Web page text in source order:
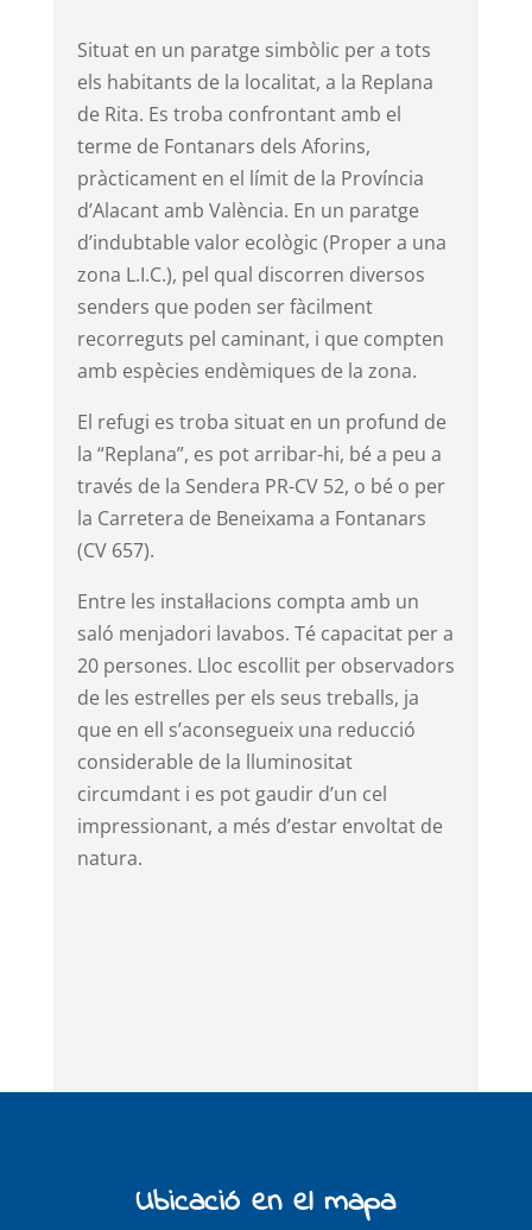
Situat en un paratge simbòlic per a tots
els habitants de la localitat, a la Replana
de Rita. Es troba confrontant amb el
terme de Fontanars dels Aforins,
pràcticament en el límit de la Província
d’Alacant amb València. En un paratge
d’indubtable valor ecològic (Proper a una
zona L.I.C.), pel qual discorren diversos
senders que poden ser fàcilment
recorreguts pel caminant, i que compten
amb espècies endèmiques de la zona.
El refugi es troba situat en un profund de
la “Replana”, es pot arribar-hi, bé a peu a
través de la Sendera PR-CV 52, o bé o per
la Carretera de Beneixama a Fontanars
(CV 657).
Entre les instal·lacions compta amb un
saló menjadori lavabos. Té capacitat per a
20 persones. Lloc escollit per observadors
de les estrelles per els seus treballs, ja
que en ell s’aconsegueix una reducció
considerable de la lluminositat
circumdant i es pot gaudir d’un cel
impressionant, a més d’estar envoltat de
natura.
Ubicació en el mapa